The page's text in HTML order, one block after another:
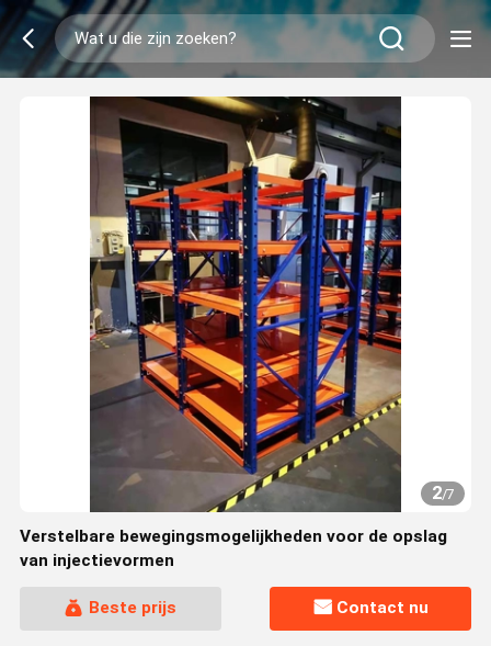
2/7
Verstelbare bewegingsmogelijkheden voor de opslag
van injectievormen
Beste prijs Contact nu